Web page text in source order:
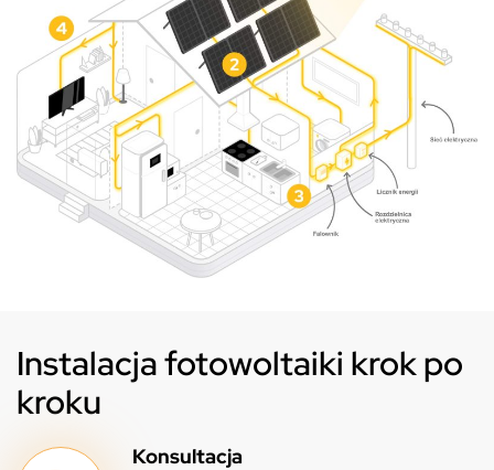
Instalacja fotowoltaiki krok po
kroku
Konsultacja